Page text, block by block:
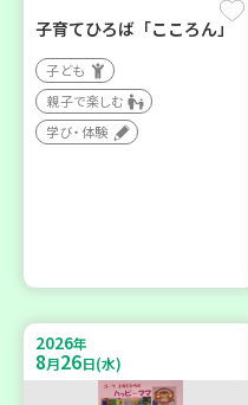
子育てひろば「こころん」
子ども
親子で楽しむ
学び・体験
2026年
8月26日(水)